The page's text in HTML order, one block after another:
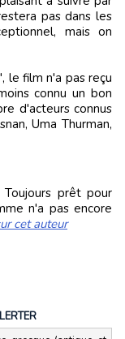
pas dans les
mais on
le film n'a pas reçu
connu un bon
d'acteurs connus
Uma Thurman,
prêt pour
n'a pas encore
cet auteur